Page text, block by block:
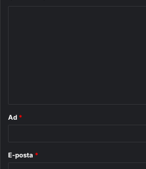
Ad *
E-posta *